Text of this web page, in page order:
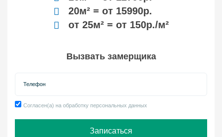
20м² = от 15990р.
от 25м² = от 150р./м²
Вызвать замерщика
Согласен(а) на обработку персональных данных
Записаться